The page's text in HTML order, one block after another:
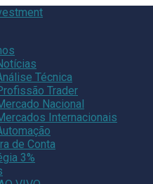
Técnica
Trader
Nacional
Internacionais
de Conta
3%